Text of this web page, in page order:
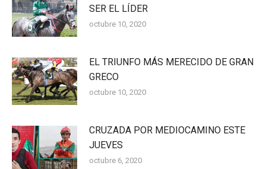
SER EL LÍDER
octubre 10, 2020
EL TRIUNFO MÁS MERECIDO DE GRAN
GRECO
octubre 10, 2020
CRUZADA POR MEDIOCAMINO ESTE
JUEVES
octubre 6, 2020